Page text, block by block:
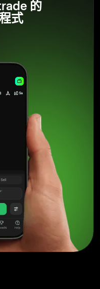
技、透明度與教育結
路。創立十年後，
是協助用戶以知情且安
交易社群中最受歡迎的
的
式